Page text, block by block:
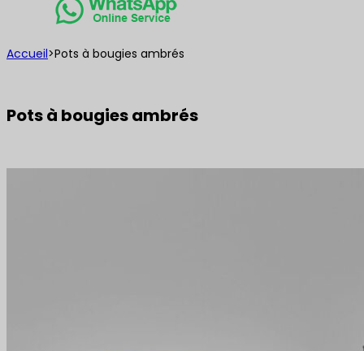
Accueil>Pots à bougies ambrés
Pots à bougies ambrés